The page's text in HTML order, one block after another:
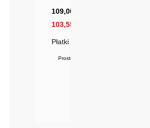
109,00 zł
103,55 zł
Płatki Z Kolagenem I Retinolem
Prosto od producenta